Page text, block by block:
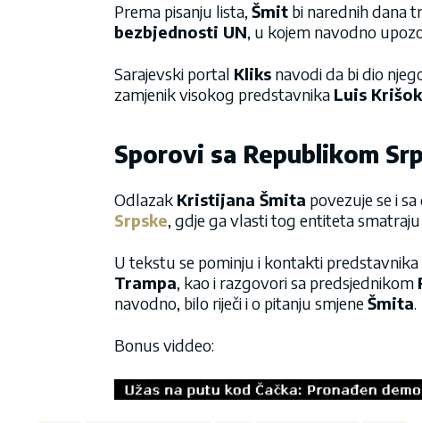
Prema pisanju lista, Šmit bi narednih dana
bezbjednosti UN, u kojem navodno
Sarajevski portal Kliks navodi da bi dio
zamjenik visokog predstavnika Luis Krišok
Sporovi sa Republikom
Odlazak Kristijana Šmita povezuje se i
Srpske, gdje ga vlasti tog entiteta
U tekstu se pominju i kontakti predstavnika
Trampa, kao i razgovori sa predsjednikom
navodno, bilo riječi i o pitanju smjeneŠmita.
Bonus viddeo: